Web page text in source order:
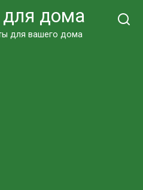
дома
для вашего дома